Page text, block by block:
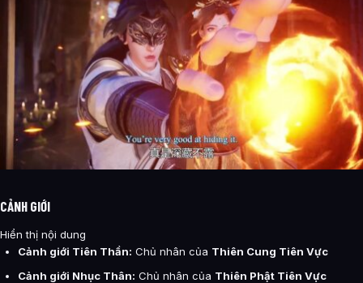
CẢNH GIỚI
Hiển thị nội dung
Cảnh giới Tiên Thần: Chủ nhân của Thiên Cung Tiên Vực
Cảnh giới Nhục Thân: Chủ nhân của Thiên Phật Tiên Vực